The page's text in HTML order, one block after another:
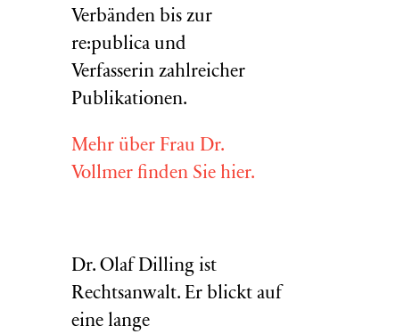
Verbänden bis zur
re:publica und
Verfasserin zahlreicher
Publikationen.
Mehr über Frau Dr.
Vollmer finden Sie hier.
Dr. Olaf Dilling ist
Rechtsanwalt. Er blickt auf
eine lange